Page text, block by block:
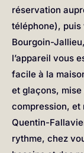
réservation
téléphone),
Bourgoin-
l’appareil vous
facile à la
et glaçons, mise
compression, et
Quentin-
rythme, chez